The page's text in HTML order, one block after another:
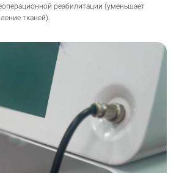
реабилитации (уменьшает
тканей).